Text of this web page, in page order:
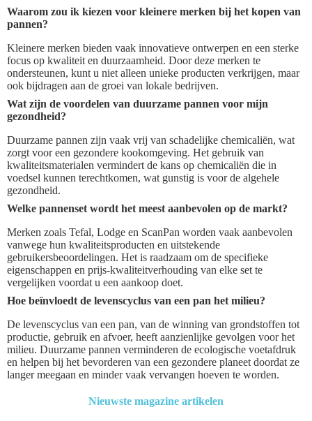
Waarom zou ik kiezen voor kleinere merken bij het kopen van
pannen?
Kleinere merken bieden vaak innovatieve ontwerpen en een sterke
focus op kwaliteit en duurzaamheid. Door deze merken te
ondersteunen, kunt u niet alleen unieke producten verkrijgen, maar
ook bijdragen aan de groei van lokale bedrijven.
Wat zijn de voordelen van duurzame pannen voor mijn
gezondheid?
Duurzame pannen zijn vaak vrij van schadelijke chemicaliën, wat
zorgt voor een gezondere kookomgeving. Het gebruik van
kwaliteitsmaterialen vermindert de kans op chemicaliën die in
voedsel kunnen terechtkomen, wat gunstig is voor de algehele
gezondheid.
Welke pannenset wordt het meest aanbevolen op de markt?
Merken zoals Tefal, Lodge en ScanPan worden vaak aanbevolen
vanwege hun kwaliteitsproducten en uitstekende
gebruikersbeoordelingen. Het is raadzaam om de specifieke
eigenschappen en prijs-kwaliteitverhouding van elke set te
vergelijken voordat u een aankoop doet.
Hoe beïnvloedt de levenscyclus van een pan het milieu?
De levenscyclus van een pan, van de winning van grondstoffen tot
productie, gebruik en afvoer, heeft aanzienlijke gevolgen voor het
milieu. Duurzame pannen verminderen de ecologische voetafdruk
en helpen bij het bevorderen van een gezondere planeet doordat ze
langer meegaan en minder vaak vervangen hoeven te worden.
Nieuwste magazine artikelen